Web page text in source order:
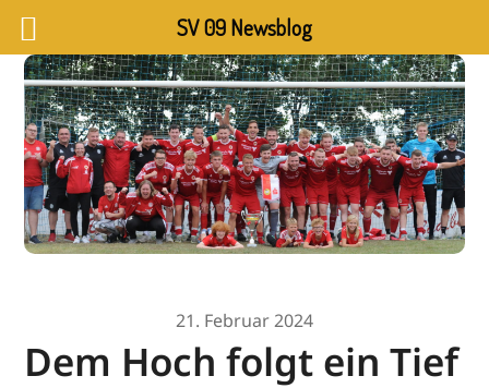
21. Februar 2024
Dem Hoch folgt ein Tief
SV 09 Newsblog